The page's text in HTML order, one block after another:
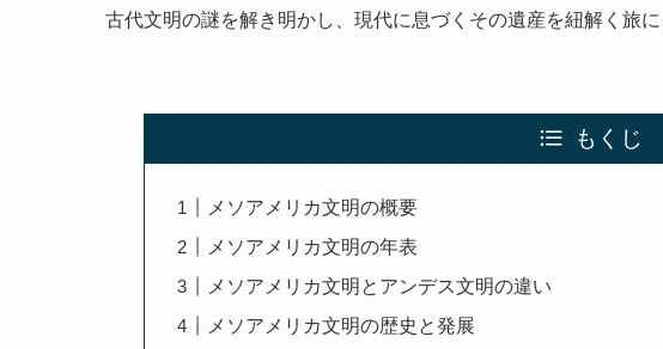
古代文明の謎を解き明かし、現代に息づくその遺産を紐解く旅
もくじ
メソアメリカ文明の概要
メソアメリカ文明の年表
メソアメリカ文明とアンデス文明の違い
メソアメリカ文明の歴史と発展